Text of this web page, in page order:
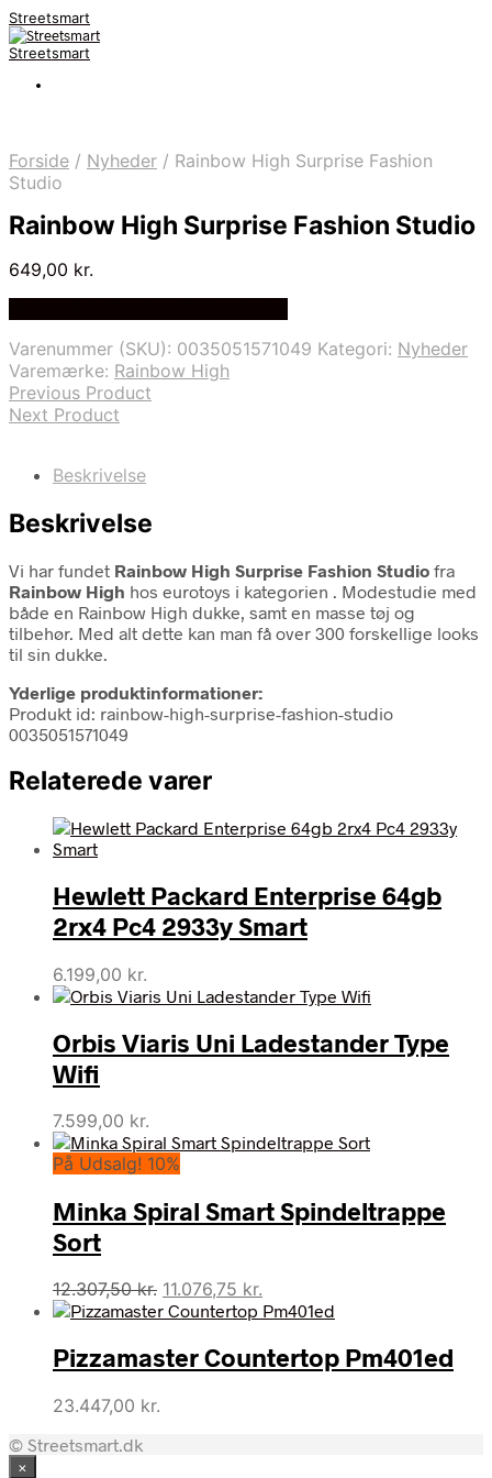
Streetsmart
Streetsmart
Forside / Nyheder / Rainbow High Surprise Fashion
Studio
Rainbow High Surprise Fashion Studio
649,00 kr.
Varenummer (SKU): 0035051571049 Kategori: Nyheder
Varemærke: Rainbow High
Previous Product
Next Product
Beskrivelse
Beskrivelse
Vi har fundet Rainbow High Surprise Fashion Studio fra
Rainbow High hos eurotoys i kategorien . Modestudie med
både en Rainbow High dukke, samt en masse tøj og
tilbehør. Med alt dette kan man få over 300 forskellige looks
til sin dukke.
Yderlige produktinformationer:
Produkt id: rainbow-high-surprise-fashion-studio
0035051571049
Relaterede varer
Hewlett Packard Enterprise 64gb
2rx4 Pc4 2933y Smart
6.199,00 kr.
Orbis Viaris Uni Ladestander Type
Wifi
7.599,00 kr.
På Udsalg! 10%
Minka Spiral Smart Spindeltrappe
Sort
12.307,50kr. Den
oprindelige
var:
12.307,50 kr..
11.076,75 kr.
aktuelle
er:
11.076,75 kr..
Pizzamaster Countertop Pm401ed
23.447,00 kr.
© Streetsmart.dk
×